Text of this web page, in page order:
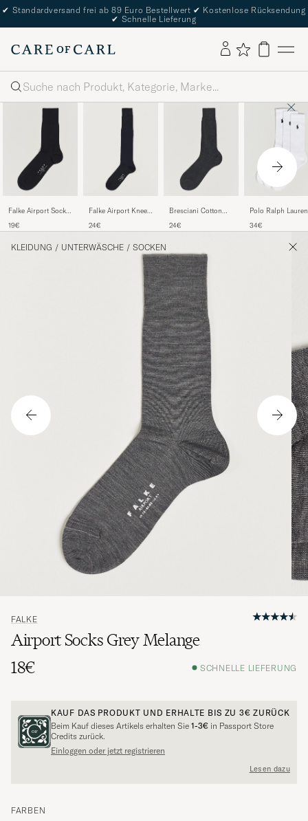
✔ Standardversand frei ab 89 Euro Bestellwert ✔ Kostenlose Rücksendung
✔ Schnelle Lieferung
Suche
Falke Airport Socks
19€
Falke Airport Knee
24€
Bresciani Cotton
Melange
24€
Polo Ralph Lauren
White
34€
KLEIDUNG / UNTERWÄSCHE / SOCKEN
FALKE
Airport Socks Grey Melange
18€
SCHNELLE LIEFERUNG
KAUF DAS PRODUKT UND ERHALTE BIS ZU 3€ ZURÜCK
Beim Kauf dieses Artikels erhalten Sie 1-3€ in Passport Store
Credits zurück.
Einloggen oder jetzt registrieren
Lesen dazu
FARBEN